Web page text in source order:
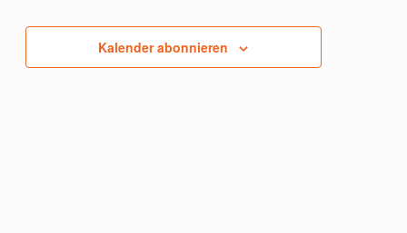
in
View
Kalender abonnieren